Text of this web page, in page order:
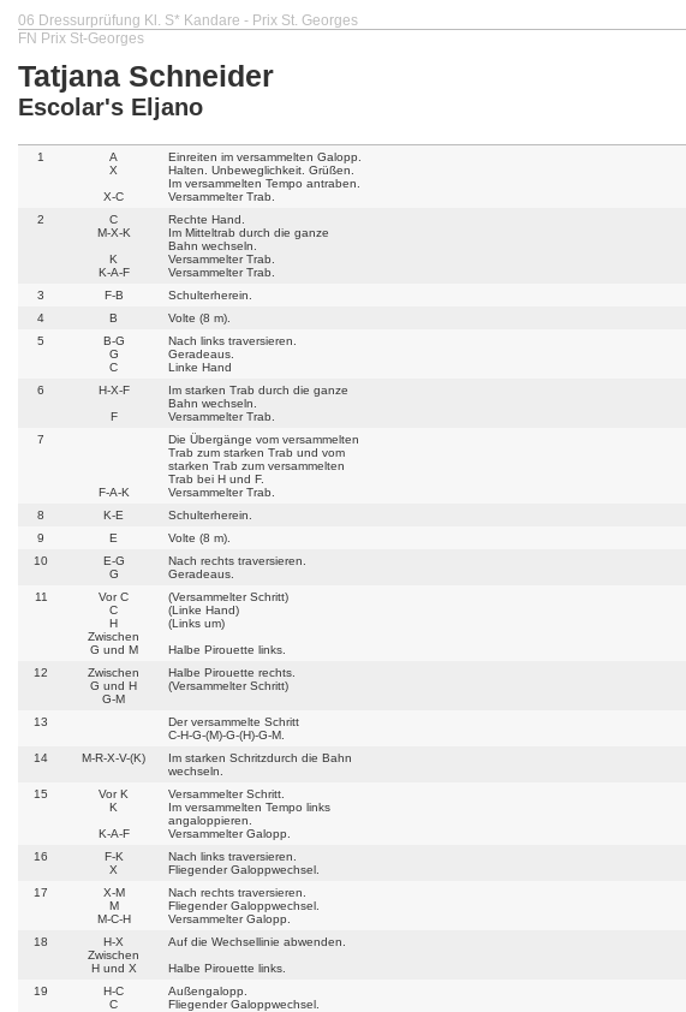
06 Dressurprüfung Kl. S* Kandare - Prix St. Georges
FN Prix St-Georges
Tatjana Schneider
Escolar's Eljano
1
A
X
X-C
Einreiten im versammelten Galopp.
Halten. Unbeweglichkeit. Grüßen.
Im versammelten Tempo antraben.
Versammelter Trab.
2
C
M-X-K
K
K-A-F
Rechte Hand.
Im Mitteltrab durch die ganze
Bahn wechseln.
Versammelter Trab.
Versammelter Trab.
3 F-B Schulterherein.
4
B Volte (8 m).
5
B-G
G
C
Nach links traversieren.
Geradeaus.
Linke Hand
6
H-X-F
F
Im starken Trab durch die ganze
Bahn wechseln.
Versammelter Trab.
7
F-A-K
Die Übergänge vom versammelten
Trab zum starken Trab und vom
starken Trab zum versammelten
Trab bei H und F.
Versammelter Trab.
8 K-E Schulterherein.
9
E Volte (8 m).
10
E-G
G
Nach rechts traversieren.
Geradeaus.
11
Vor C
C
H
Zwischen
G und M
(Versammelter Schritt)
(Linke Hand)
(Links um)
Halbe Pirouette links.
12
Zwischen
G und H
G-M
Halbe Pirouette rechts.
(Versammelter Schritt)
13
Der versammelte Schritt
C-H-G-(M)-G-(H)-G-M.
14 M-R-X-V-(K)
Im starken Schritzdurch die Bahn
wechseln.
15
Vor K
K
K-A-F
Versammelter Schritt.
Im versammelten Tempo links
angaloppieren.
Versammelter Galopp.
16
F-K
X
Nach links traversieren.
Fliegender Galoppwechsel.
17
X-M
M
M-C-H
Nach rechts traversieren.
Fliegender Galoppwechsel.
Versammelter Galopp.
18
H-X
Zwischen
H und X
Auf die Wechsellinie abwenden.
Halbe Pirouette links.
19
H-C
C
Außengalopp.
Fliegender Galoppwechsel.